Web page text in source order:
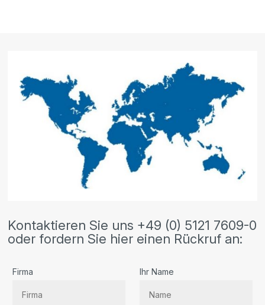
Kontaktieren Sie uns +49 (0) 5121 7609-0
oder fordern Sie hier einen Rückruf an:
Firma Ihr Name